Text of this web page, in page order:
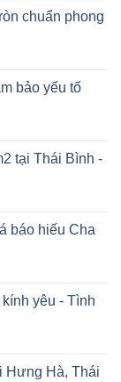
chuẩn phong
bảo yếu tố
tại Thái Bình -
báo hiếu Cha
yêu - Tình
Hưng Hà, Thái